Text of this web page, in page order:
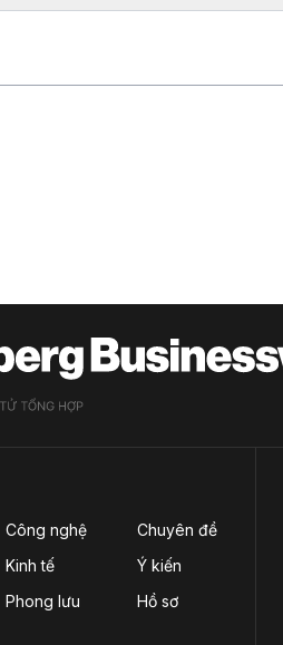
Công nghệ
Chuyên đề
Kinh tế
Ý kiến
Phong lưu
Hồ sơ